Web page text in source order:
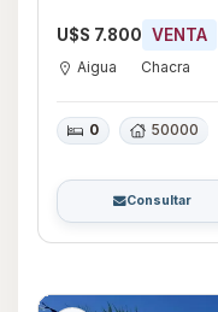
U$S 7.800 VENTA
Aigua Chacra
0 50000
Consultar